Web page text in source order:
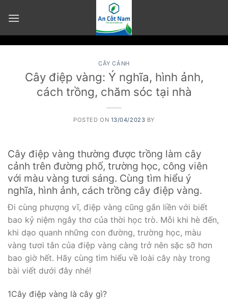
CÂY CẢNH
Cây điệp vàng: Ý nghĩa, hình ảnh,
cách trồng, chăm sóc tại nhà
POSTED ON 13/04/2023 BY
Cây điệp vàng thường được trồng làm cây
cảnh trên đường phố, trường học, công viên
với màu vàng tươi sáng. Cùng tìm hiểu ý
nghĩa, hình ảnh, cách trồng cây điệp vàng.
Đi cùng phượng vĩ, điệp vàng cũng gắn liền với biết
bao kỷ niệm ngây thơ của thời học trò. Mỗi khi hè đến,
khi dạo quanh những con đường, trường học, màu
vàng tươi tắn của điệp vàng càng trở nên sặc sỡ hơn
bao giờ hết. Hãy cùng tìm hiểu về loài cây này trong
bài viết dưới đây nhé!
1Cây điệp vàng là cây gì?